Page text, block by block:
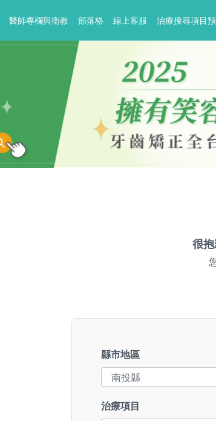
醫師專欄與衛教 部落格 線上客服 治療搜尋項目
很抱
縣市地區
治療項目